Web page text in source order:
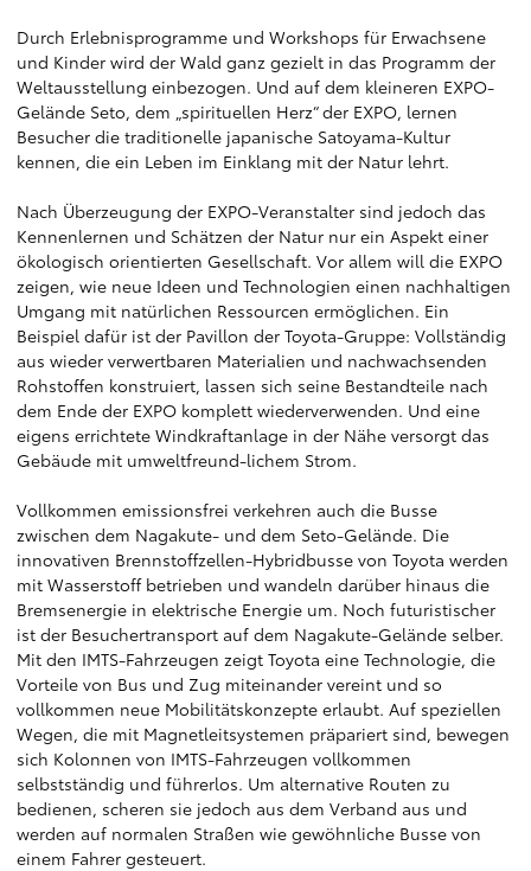
Durch Erlebnisprogramme und Workshops für Erwachsene
und Kinder wird der Wald ganz gezielt in das Programm der
Weltausstellung einbezogen. Und auf dem kleineren EXPO-
Gelände Seto, dem „spirituellen Herz“ der EXPO, lernen
Besucher die traditionelle japanische Satoyama-Kultur
kennen, die ein Leben im Einklang mit der Natur lehrt.
Nach Überzeugung der EXPO-Veranstalter sind jedoch das
Kennenlernen und Schätzen der Natur nur ein Aspekt einer
ökologisch orientierten Gesellschaft. Vor allem will die EXPO
zeigen, wie neue Ideen und Technologien einen nachhaltigen
Umgang mit natürlichen Ressourcen ermöglichen. Ein
Beispiel dafür ist der Pavillon der Toyota-Gruppe: Vollständig
aus wieder verwertbaren Materialien und nachwachsenden
Rohstoffen konstruiert, lassen sich seine Bestandteile nach
dem Ende der EXPO komplett wiederverwenden. Und eine
eigens errichtete Windkraftanlage in der Nähe versorgt das
Gebäude mit umweltfreund-lichem Strom.
Vollkommen emissionsfrei verkehren auch die Busse
zwischen dem Nagakute- und dem Seto-Gelände. Die
innovativen Brennstoffzellen-Hybridbusse von Toyota werden
mit Wasserstoff betrieben und wandeln darüber hinaus die
Bremsenergie in elektrische Energie um. Noch futuristischer
ist der Besuchertransport auf dem Nagakute-Gelände selber.
Mit den IMTS-Fahrzeugen zeigt Toyota eine Technologie, die
Vorteile von Bus und Zug miteinander vereint und so
vollkommen neue Mobilitätskonzepte erlaubt. Auf speziellen
Wegen, die mit Magnetleitsystemen präpariert sind, bewegen
sich Kolonnen von IMTS-Fahrzeugen vollkommen
selbstständig und führerlos. Um alternative Routen zu
bedienen, scheren sie jedoch aus dem Verband aus und
werden auf normalen Straßen wie gewöhnliche Busse von
einem Fahrer gesteuert.